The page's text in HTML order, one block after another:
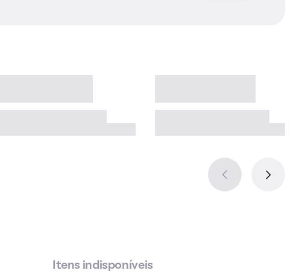
Itens indisponíveis